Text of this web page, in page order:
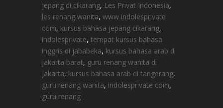
jepang di cikarang, Les Privat Indonesia,
les renang wanita, www indolesprivate
com, kursus bahasa jepang cikarang,
indolesprivate, tempat kursus bahasa
inggris di jababeka, kursus bahasa arab di
jakarta barat, guru renang wanita di
jakarta, kursus bahasa arab di tangerang,
guru renang wanita, indolesprivate com,
guru renang